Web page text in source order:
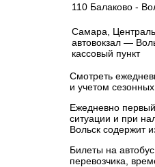
110 Балаково -
Самара,
автовокзал —
кассовый пункт
Смотреть
и учетом
Ежедневно
ситуации и при
Вольск содержит
Билеты на
перевозчика,